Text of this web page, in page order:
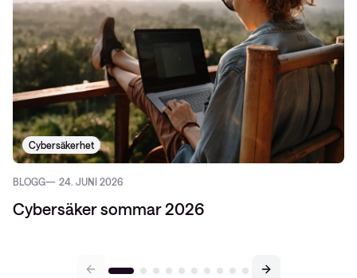
Cybersäkerhet
BLOGG 24. JUNI 2026
Cybersäker sommar 2026